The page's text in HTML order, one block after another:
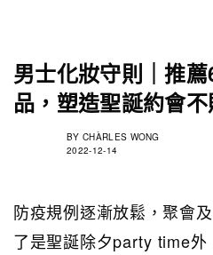
男士化妝守則｜推
品，塑造聖誕約會
BY CHÀRLES WONG
2022-12-14
防疫規例逐漸放鬆，聚會
了是聖誕除夕party time外